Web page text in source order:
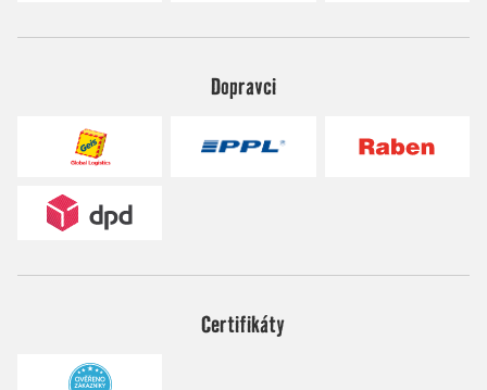
Dopravci
Certifikáty